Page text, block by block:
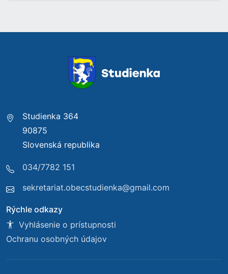
Studienka 364
90875
Slovenská republika
034/7782 151
sekretariat.obecstudienka@gmail.com
Rýchle odkazy
Vyhlásenie o prístupnosti
Ochranu osobných údajov